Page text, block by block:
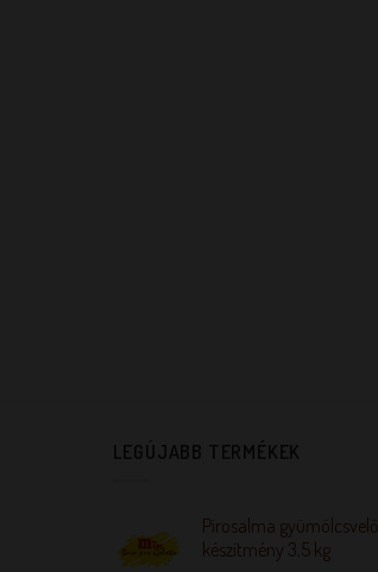
LEGÚJABB TERMÉKEK
Pirosalma gyümölcsvelő
készítmény 3,5 kg